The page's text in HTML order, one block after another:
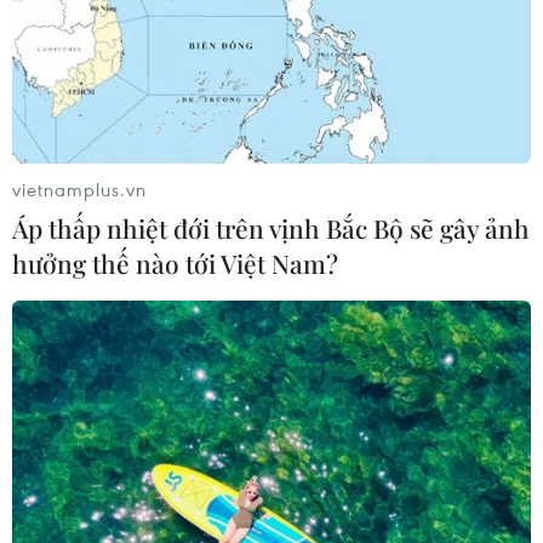
TIN LIÊN QUAN
Việt Nam tích cực tham gia
vietnamplus.vn
Áp thấp nhiệt đới trên vịnh Bắc Bộ sẽ gây ảnh
hưởng thế nào tới Việt Nam?